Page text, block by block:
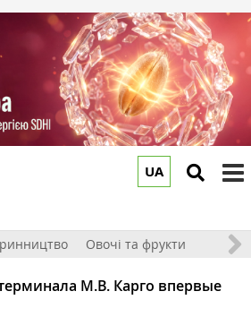
UA
Овочі та фрукти
М.В. Карго впервые